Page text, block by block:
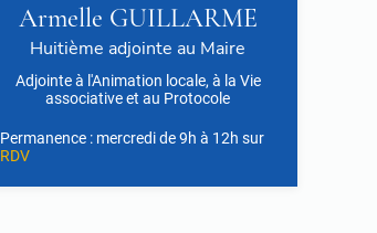
Armelle GUILLARME
Huitième adjointe au Maire
Adjointe à l'Animation locale, à la Vie
associative et au Protocole
Permanence : mercredi de 9h à 12h sur
RDV